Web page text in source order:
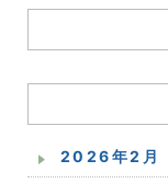
2026年2月